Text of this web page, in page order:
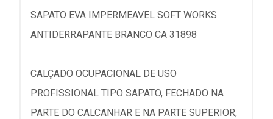
SAPATO EVA IMPERMEAVEL SOFT WORKS
ANTIDERRAPANTE BRANCO CA 31898
CALÇADO OCUPACIONAL DE USO
PROFISSIONAL TIPO SAPATO, FECHADO NA
PARTE DO CALCANHAR E NA PARTE SUPERIOR,